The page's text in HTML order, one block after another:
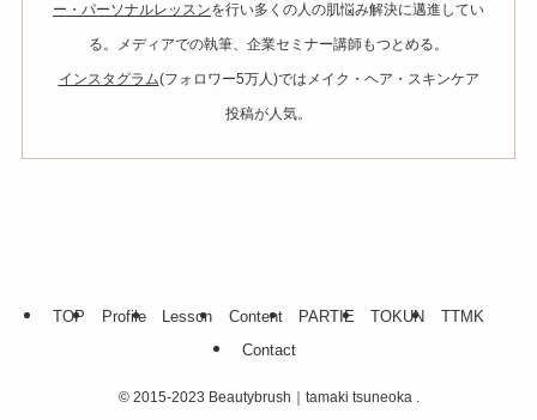
ー・パーソナルレッスンを行い多くの人の肌悩み解決に邁進してい
る。メディアでの執筆、企業セミナー講師もつとめる。
インスタグラム(フォロワー5万人)ではメイク・ヘア・スキンケア
投稿が人気。
TOP Profile Lesson Content PARTIE TOKUN
TTMK
Contact
©2015-2023 Beautybrush｜tamaki tsuneoka .